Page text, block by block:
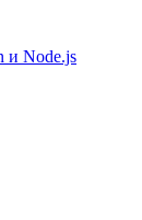
и Node.js